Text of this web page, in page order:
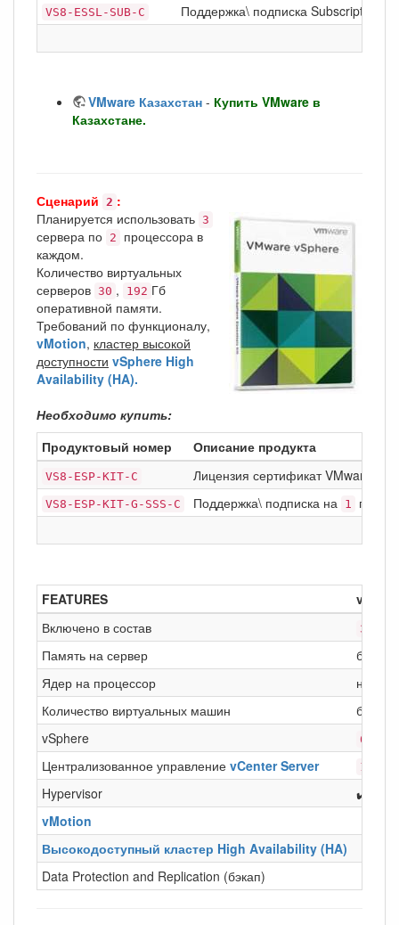
VS8-ESSL-SUB-C Поддержка\ подписка Subscription
VMware Казахстан - Купить VMware в
Казахстане.
Сценарий 2 :
Планируется использовать 3
сервера по 2
процессора в
каждом.
Количество виртуальных
серверов 30 , 192 Гб
оперативной памяти.
Требований по функционалу,
vMotion, кластер высокой
доступности vSphere High
Availability (HA).
Необходимо купить:
Продуктовый номер
Описание продукта
VS8-ESP-KIT-C Лицензия сертификат VMware
VS8-ESP-KIT-G-SSS-C Поддержка\ подписка на 1 год
FEATURES
Включено в состав
3
Память на сервер
без
Ядер на процессор
не
Количество виртуальных машин
без
vSphere
6
Централизованное управление vCenter Server 1
Hypervisor
✔️
vMotion
Высокодоступный кластер High Availability (HA)
Data Protection and Replication (бэкап)